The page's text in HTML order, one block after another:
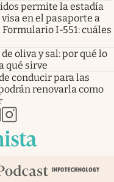
permite la estadía
en el pasaporte a
I-551: cuáles
oliva y sal: por qué lo
qué sirve
conducir para las
renovarla como
pestañapestaña
en nueva pestaña
abre en nueva pestaña
abre en nueva pestaña